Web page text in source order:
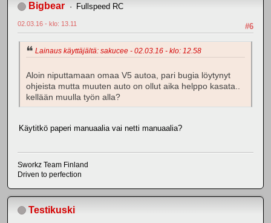
Bigbear Fullspeed RC
#6
02.03.16 - klo: 13.11
Lainaus käyttäjältä: sakucee - 02.03.16 - klo: 12.58
Aloin niputtamaan omaa V5 autoa, pari bugia löytynyt
ohjeista mutta muuten auto on ollut aika helppo kasata..
kellään muulla työn alla?
Käytitkö paperi manuaalia vai netti manuaalia?
Sworkz Team Finland
Driven to perfection
Testikuski